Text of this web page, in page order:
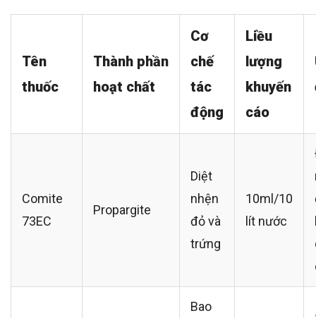
Tên
thuốc
Thành phần
hoạt chất
Cơ
chế
tác
động
Liều
lượng
khuyến
cáo
Comite
73EC
Propargite
Diệt
nhện
đỏ và
trứng
10ml/10
lít nước
Bao